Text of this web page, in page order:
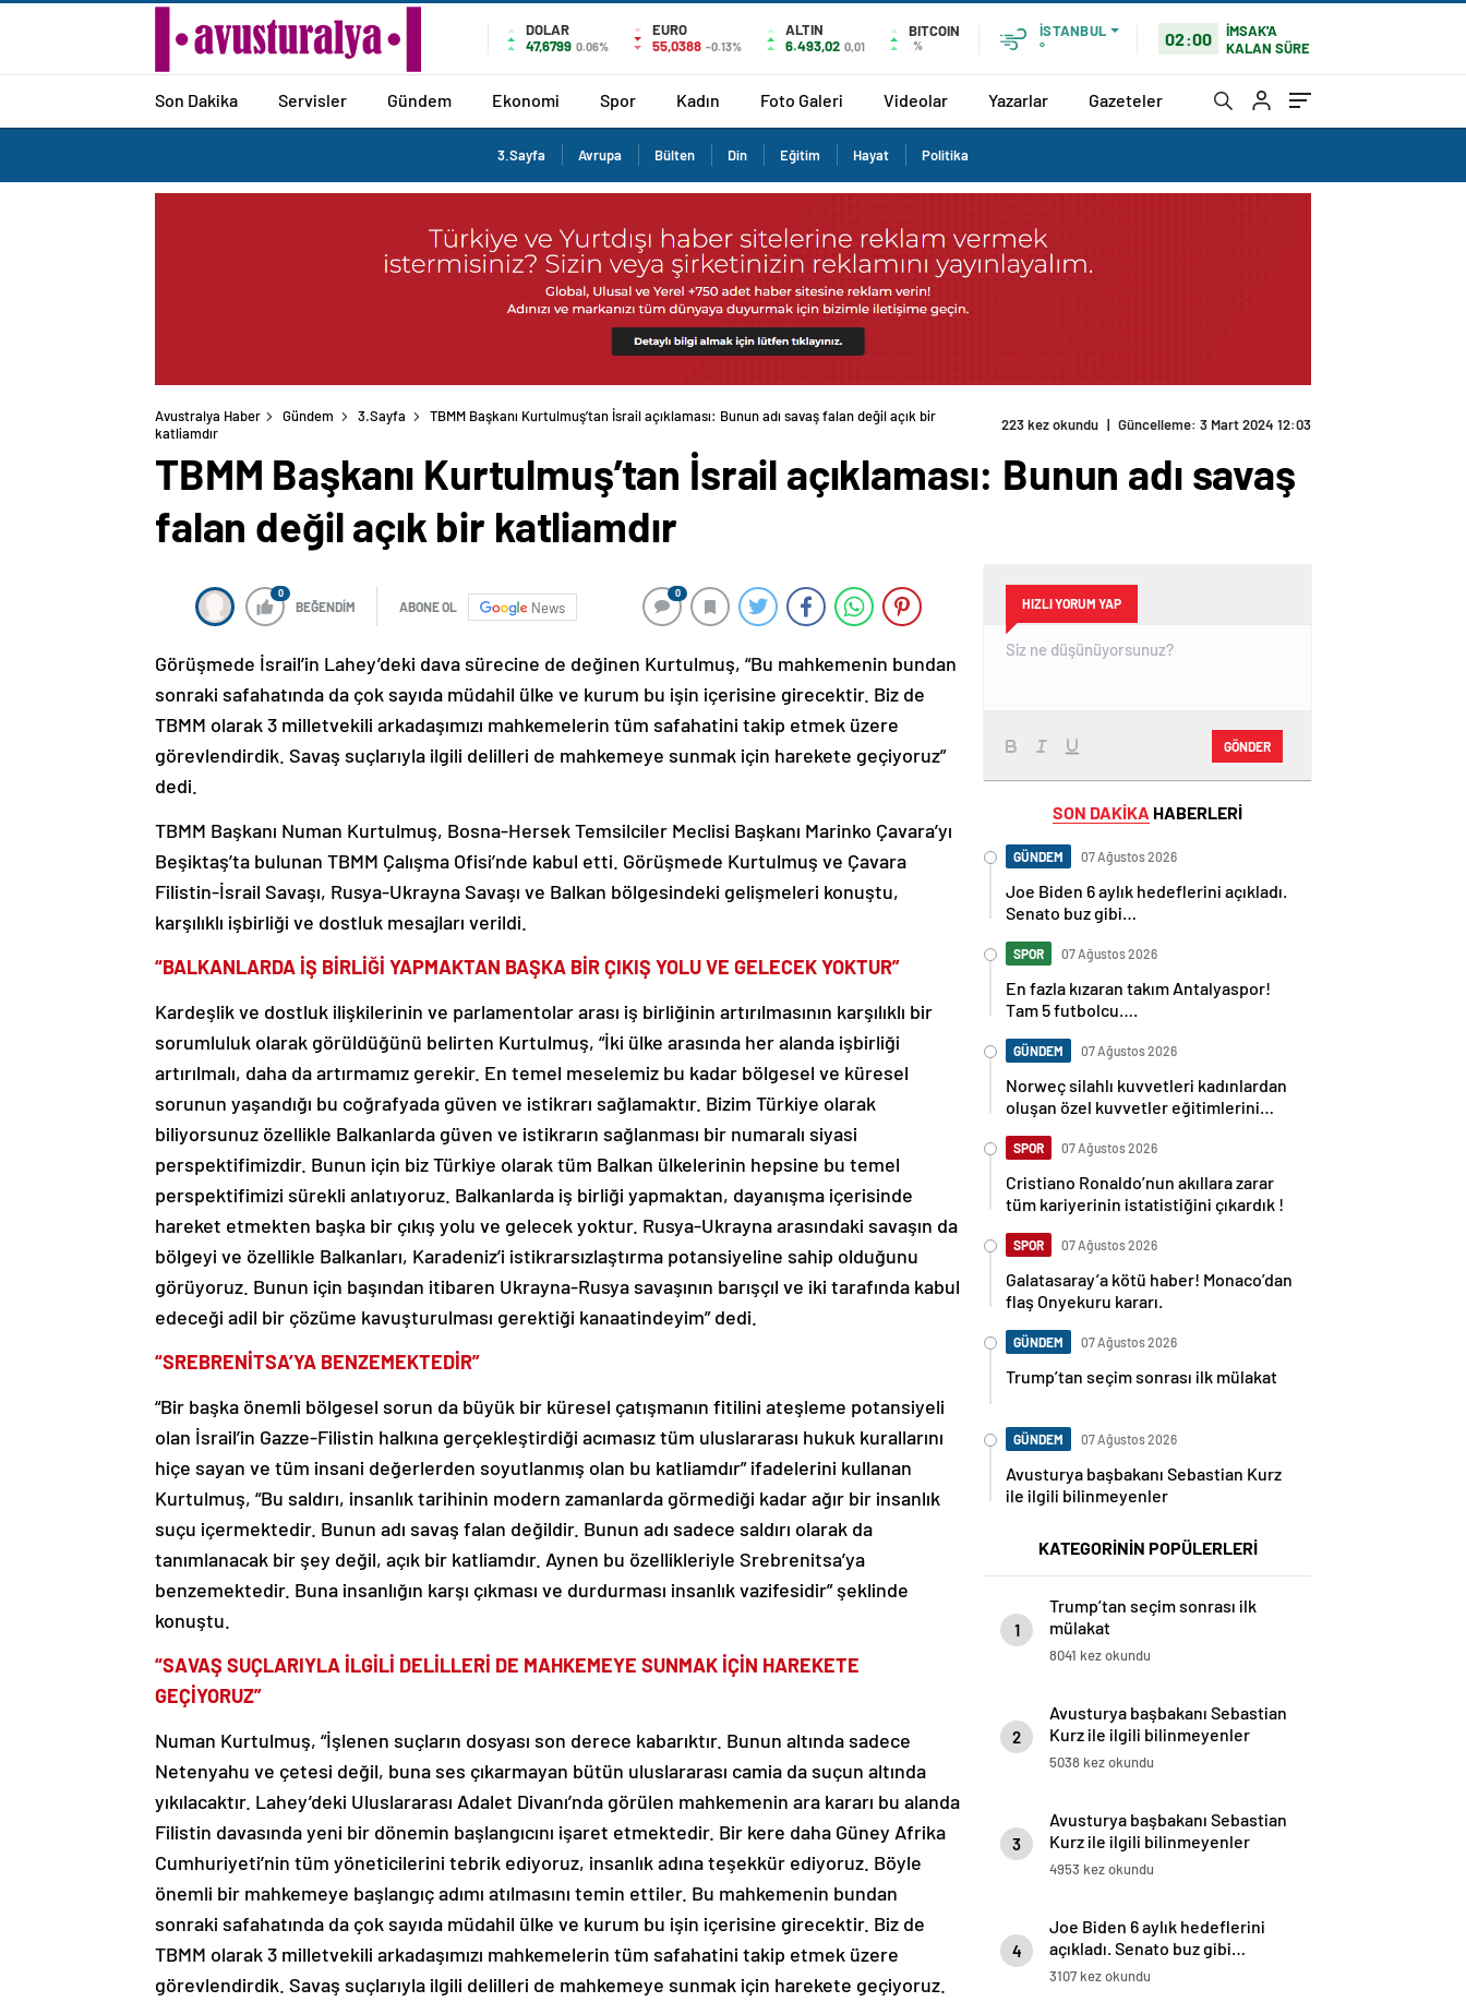
DOLAR
47,6799 0.06%
EURO
55,0388 -0.13%
ALTIN
6.493,02 0,01
BITCOIN
%
İSTANBUL
°
02:00
İMSAK'A
KALAN SÜRE
Son Dakika Servisler Gündem Ekonomi Spor Kadın Foto Galeri Videolar Yazarlar Gazeteler
3.Sayfa Avrupa Bülten Din Eğitim Hayat Politika
Avustralya Haber Gündem 3.Sayfa
TBMM Başkanı Kurtulmuş’tan İsrail açıklaması: Bunun adı savaş falan değil açık bir
katliamdır
223 kez okundu | Güncelleme: 3 Mart 2024 12:03
TBMM Başkanı Kurtulmuş’tan İsrail açıklaması: Bunun adı savaş
falan değil açık bir katliamdır
0
BEĞENDİM ABONE OL News
0
Görüşmede İsrail’in Lahey’deki dava sürecine de değinen Kurtulmuş, “Bu mahkemenin bundan
sonraki safahatında da çok sayıda müdahil ülke ve kurum bu işin içerisine girecektir. Biz de
TBMM olarak 3 milletvekili arkadaşımızı mahkemelerin tüm safahatini takip etmek üzere
görevlendirdik. Savaş suçlarıyla ilgili delilleri de mahkemeye sunmak için harekete geçiyoruz”
dedi.
TBMM Başkanı Numan Kurtulmuş, Bosna-Hersek Temsilciler Meclisi Başkanı Marinko Çavara’yı
Beşiktaş’ta bulunan TBMM Çalışma Ofisi’nde kabul etti. Görüşmede Kurtulmuş ve Çavara
Filistin-İsrail Savaşı, Rusya-Ukrayna Savaşı ve Balkan bölgesindeki gelişmeleri konuştu,
karşılıklı işbirliği ve dostluk mesajları verildi.
“BALKANLARDA İŞ BİRLİĞİ YAPMAKTAN BAŞKA BİR ÇIKIŞ YOLU VE GELECEK YOKTUR”
Kardeşlik ve dostluk ilişkilerinin ve parlamentolar arası iş birliğinin artırılmasının karşılıklı bir
sorumluluk olarak görüldüğünü belirten Kurtulmuş, “İki ülke arasında her alanda işbirliği
artırılmalı, daha da artırmamız gerekir. En temel meselemiz bu kadar bölgesel ve küresel
sorunun yaşandığı bu coğrafyada güven ve istikrarı sağlamaktır. Bizim Türkiye olarak
biliyorsunuz özellikle Balkanlarda güven ve istikrarın sağlanması bir numaralı siyasi
perspektifimizdir. Bunun için biz Türkiye olarak tüm Balkan ülkelerinin hepsine bu temel
perspektifimizi sürekli anlatıyoruz. Balkanlarda iş birliği yapmaktan, dayanışma içerisinde
hareket etmekten başka bir çıkış yolu ve gelecek yoktur. Rusya-Ukrayna arasındaki savaşın da
bölgeyi ve özellikle Balkanları, Karadeniz’i istikrarsızlaştırma potansiyeline sahip olduğunu
görüyoruz. Bunun için başından itibaren Ukrayna-Rusya savaşının barışçıl ve iki tarafında kabul
edeceği adil bir çözüme kavuşturulması gerektiği kanaatindeyim” dedi.
“SREBRENİTSA’YA BENZEMEKTEDİR”
“Bir başka önemli bölgesel sorun da büyük bir küresel çatışmanın fitilini ateşleme potansiyeli
olan İsrail’in Gazze-Filistin halkına gerçekleştirdiği acımasız tüm uluslararası hukuk kurallarını
hiçe sayan ve tüm insani değerlerden soyutlanmış olan bu katliamdır” ifadelerini kullanan
Kurtulmuş, “Bu saldırı, insanlık tarihinin modern zamanlarda görmediği kadar ağır bir insanlık
suçu içermektedir. Bunun adı savaş falan değildir. Bunun adı sadece saldırı olarak da
tanımlanacak bir şey değil, açık bir katliamdır. Aynen bu özellikleriyle Srebrenitsa’ya
benzemektedir. Buna insanlığın karşı çıkması ve durdurması insanlık vazifesidir” şeklinde
konuştu.
“SAVAŞ SUÇLARIYLA İLGİLİ DELİLLERİ DE MAHKEMEYE SUNMAK İÇİN HAREKETE
GEÇİYORUZ”
Numan Kurtulmuş, “İşlenen suçların dosyası son derece kabarıktır. Bunun altında sadece
Netenyahu ve çetesi değil, buna ses çıkarmayan bütün uluslararası camia da suçun altında
yıkılacaktır. Lahey’deki Uluslararası Adalet Divanı’nda görülen mahkemenin ara kararı bu alanda
Filistin davasında yeni bir dönemin başlangıcını işaret etmektedir. Bir kere daha Güney Afrika
Cumhuriyeti’nin tüm yöneticilerini tebrik ediyoruz, insanlık adına teşekkür ediyoruz. Böyle
önemli bir mahkemeye başlangıç adımı atılmasını temin ettiler. Bu mahkemenin bundan
sonraki safahatında da çok sayıda müdahil ülke ve kurum bu işin içerisine girecektir. Biz de
TBMM olarak 3 milletvekili arkadaşımızı mahkemelerin tüm safahatini takip etmek üzere
görevlendirdik. Savaş suçlarıyla ilgili delilleri de mahkemeye sunmak için harekete geçiyoruz.
HIZLI YORUM YAP
GÖNDER
SON DAKİKA HABERLERİ
GÜNDEM 07 Ağustos 2026
Joe Biden 6 aylık hedeflerini açıkladı.
Senato buz gibi…
SPOR 07 Ağustos 2026
En fazla kızaran takım Antalyaspor!
Tam 5 futbolcu….
GÜNDEM 07 Ağustos 2026
Norweç silahlı kuvvetleri kadınlardan
oluşan özel kuvvetler eğitimlerini
SPOR 07 Ağustos 2026
Cristiano Ronaldo’nun akıllara zarar
tüm kariyerinin istatistiğini çıkardık !
SPOR 07 Ağustos 2026
Galatasaray’a kötü haber! Monaco’dan
flaş Onyekuru kararı.
GÜNDEM 07 Ağustos 2026
Trump’tan seçim sonrası ilk mülakat
GÜNDEM 07 Ağustos 2026
Avusturya başbakanı Sebastian Kurz
ile ilgili bilinmeyenler
KATEGORİNİN POPÜLERLERİ
1
Trump’tan seçim sonrası ilk
mülakat
8041 kez okundu
2
Avusturya başbakanı Sebastian
Kurz ile ilgili bilinmeyenler
5038 kez okundu
3
Avusturya başbakanı Sebastian
Kurz ile ilgili bilinmeyenler
4953 kez okundu
4
Joe Biden 6 aylık hedeflerini
açıkladı. Senato buz gibi…
3107 kez okundu